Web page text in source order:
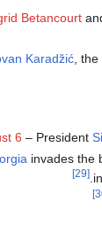
Betancourt
Karadžić, the
6 – President
invades the
.
[29]